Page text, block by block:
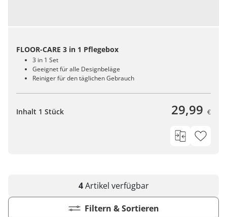
FLOOR-CARE 3 in 1 Pflegebox
3 in 1 Set
Geeignet für alle Designbeläge
Reiniger für den täglichen Gebrauch
Inhalt 1 Stück 29,99 €
4Artikel verfügbar
Filtern & Sortieren